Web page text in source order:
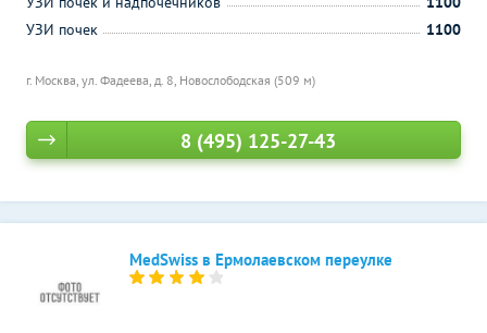
г. Москва, ул. Фадеева, д. 8, Новослободская (509 м)
УЗИ почек
1100
8 (495) 125-27-43
MedSwiss в Ермолаевском переулке